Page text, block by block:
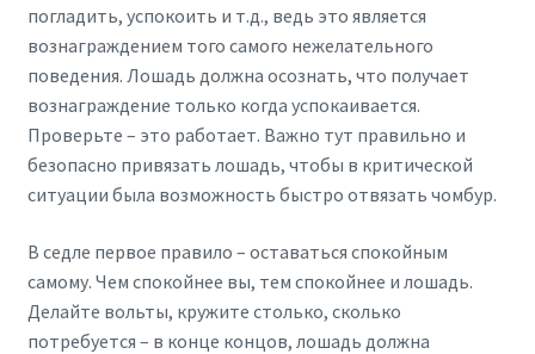
погладить, успокоить и т.д., ведь это является
вознаграждением того самого нежелательного
поведения. Лошадь должна осознать, что получает
вознаграждение только когда успокаивается.
Проверьте – это работает. Важно тут правильно и
безопасно привязать лошадь, чтобы в критической
ситуации была возможность быстро отвязать чомбур.
В седле первое правило – оставаться спокойным
самому. Чем спокойнее вы, тем спокойнее и лошадь.
Делайте вольты, кружите столько, сколько
потребуется – в конце концов, лошадь должна